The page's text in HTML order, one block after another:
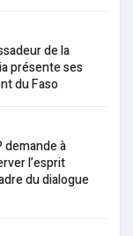
de la
présente ses
du Faso
demande à
l’esprit
du dialogue